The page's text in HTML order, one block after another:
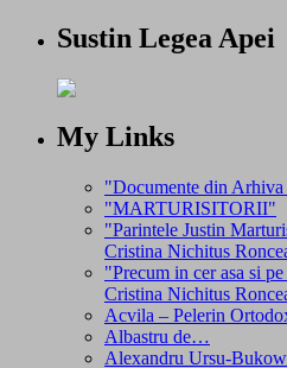
Sustin Legea Apei
My Links
"Documente din
"MARTURISITORII"
"Parintele Justin
Cristina Nichitus
"Precum in cer asa si
Cristina Nichitus
Acvila – Pelerin
Albastru de…
Alexandru Ursu-